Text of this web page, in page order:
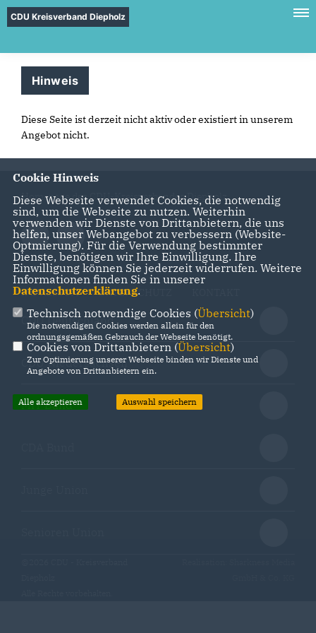
CDU Kreisverband Diepholz
Hinweis
Diese Seite ist derzeit nicht aktiv oder existiert in unserem
Angebot nicht.
Homepage des CDU-Kreisverbandes Diepholz
IMPRESSUM DATENSCHUTZ
CDU Deutschland
CDU Niedersachsen
MIT Bund
Cookie Hinweis
Diese Webseite verwendet Cookies, die notwendig
sind, um die Webseite zu nutzen. Weiterhin
verwenden wir Dienste von Drittanbietern, die uns
helfen, unser Webangebot zu verbessern (Website-
Optmierung). Für die Verwendung bestimmter
Dienste, benötigen wir Ihre Einwilligung. Ihre
Einwilligung können Sie jederzeit widerrufen. Weitere
Informationen finden Sie in unserer
Datenschutzerklärung.
Technisch notwendige Cookies (Übersicht)
Die notwendigen Cookies werden allein für den
ordnungsgemäßen Gebrauch der Webseite benötigt.
Cookies von Drittanbietern (Übersicht)
Zur Optimierung unserer Webseite binden wir Dienste und
Angebote von Drittanbietern ein.
Alle akzeptieren Auswahl speichern